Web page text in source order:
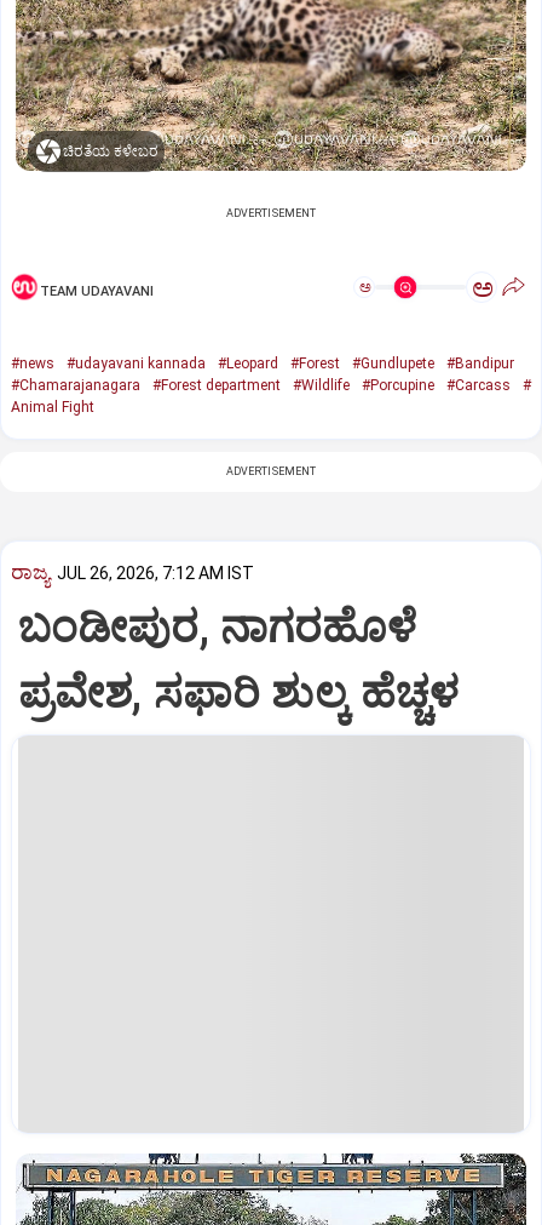
ಚಿರತೆಯ ಕಳೇಬರ
ADVERTISEMENT
TEAM UDAYAVANI ಅ ಅ
#news #udayavani kannada #Leopard #Forest #Gundlupete
#Bandipur
#Chamarajanagara
#Forest department #Wildlife #Porcupine #Carcass
#
Animal Fight
ADVERTISEMENT
ರಾಜ್ಯ JUL 26, 2026, 7:12 AM IST
ಬಂಡೀಪುರ, ನಾಗರಹೊಳೆ
ಪ್ರವೇಶ, ಸಫಾರಿ ಶುಲ್ಕ ಹೆಚ್ಚಳ